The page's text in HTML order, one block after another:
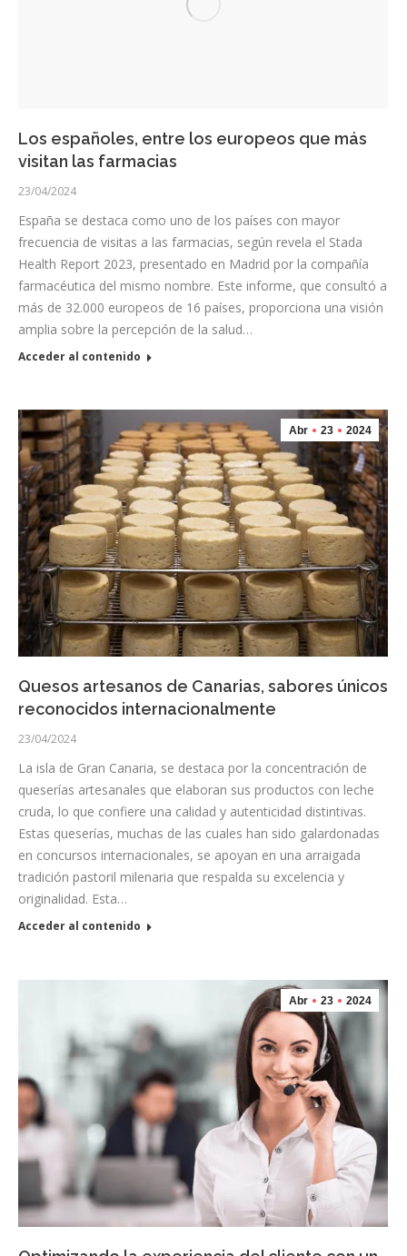
Los españoles, entre los europeos que más
visitan las farmacias
23/04/2024
España se destaca como uno de los países con mayor
frecuencia de visitas a las farmacias, según revela el Stada
Health Report 2023, presentado en Madrid por la compañía
farmacéutica del mismo nombre. Este informe, que consultó a
más de 32.000 europeos de 16 países, proporciona una visión
amplia sobre la percepción de la salud…
Acceder al contenido
Abr 23 2024
Quesos artesanos de Canarias, sabores únicos
reconocidos internacionalmente
23/04/2024
La isla de Gran Canaria, se destaca por la concentración de
queserías artesanales que elaboran sus productos con leche
cruda, lo que confiere una calidad y autenticidad distintivas.
Estas queserías, muchas de las cuales han sido galardonadas
en concursos internacionales, se apoyan en una arraigada
tradición pastoril milenaria que respalda su excelencia y
originalidad. Esta…
Acceder al contenido
Abr 23 2024